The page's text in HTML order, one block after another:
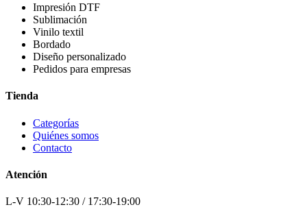
Impresión DTF
Sublimación
Vinilo textil
Bordado
Diseño personalizado
Pedidos para empresas
Tienda
Categorías
Quiénes somos
Contacto
Atención
L-V 10:30-12:30 / 17:30-19:00